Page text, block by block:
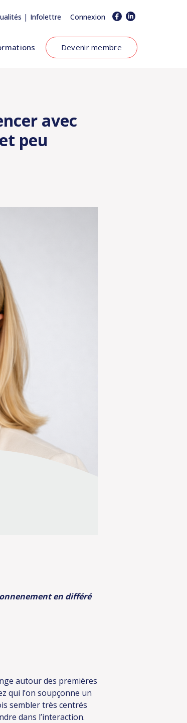
| Infolettre Connexion
Devenir membre
avec
peu
en différé
autour des premières
qui l’on soupçonne un
sembler très centrés
dans l’interaction.